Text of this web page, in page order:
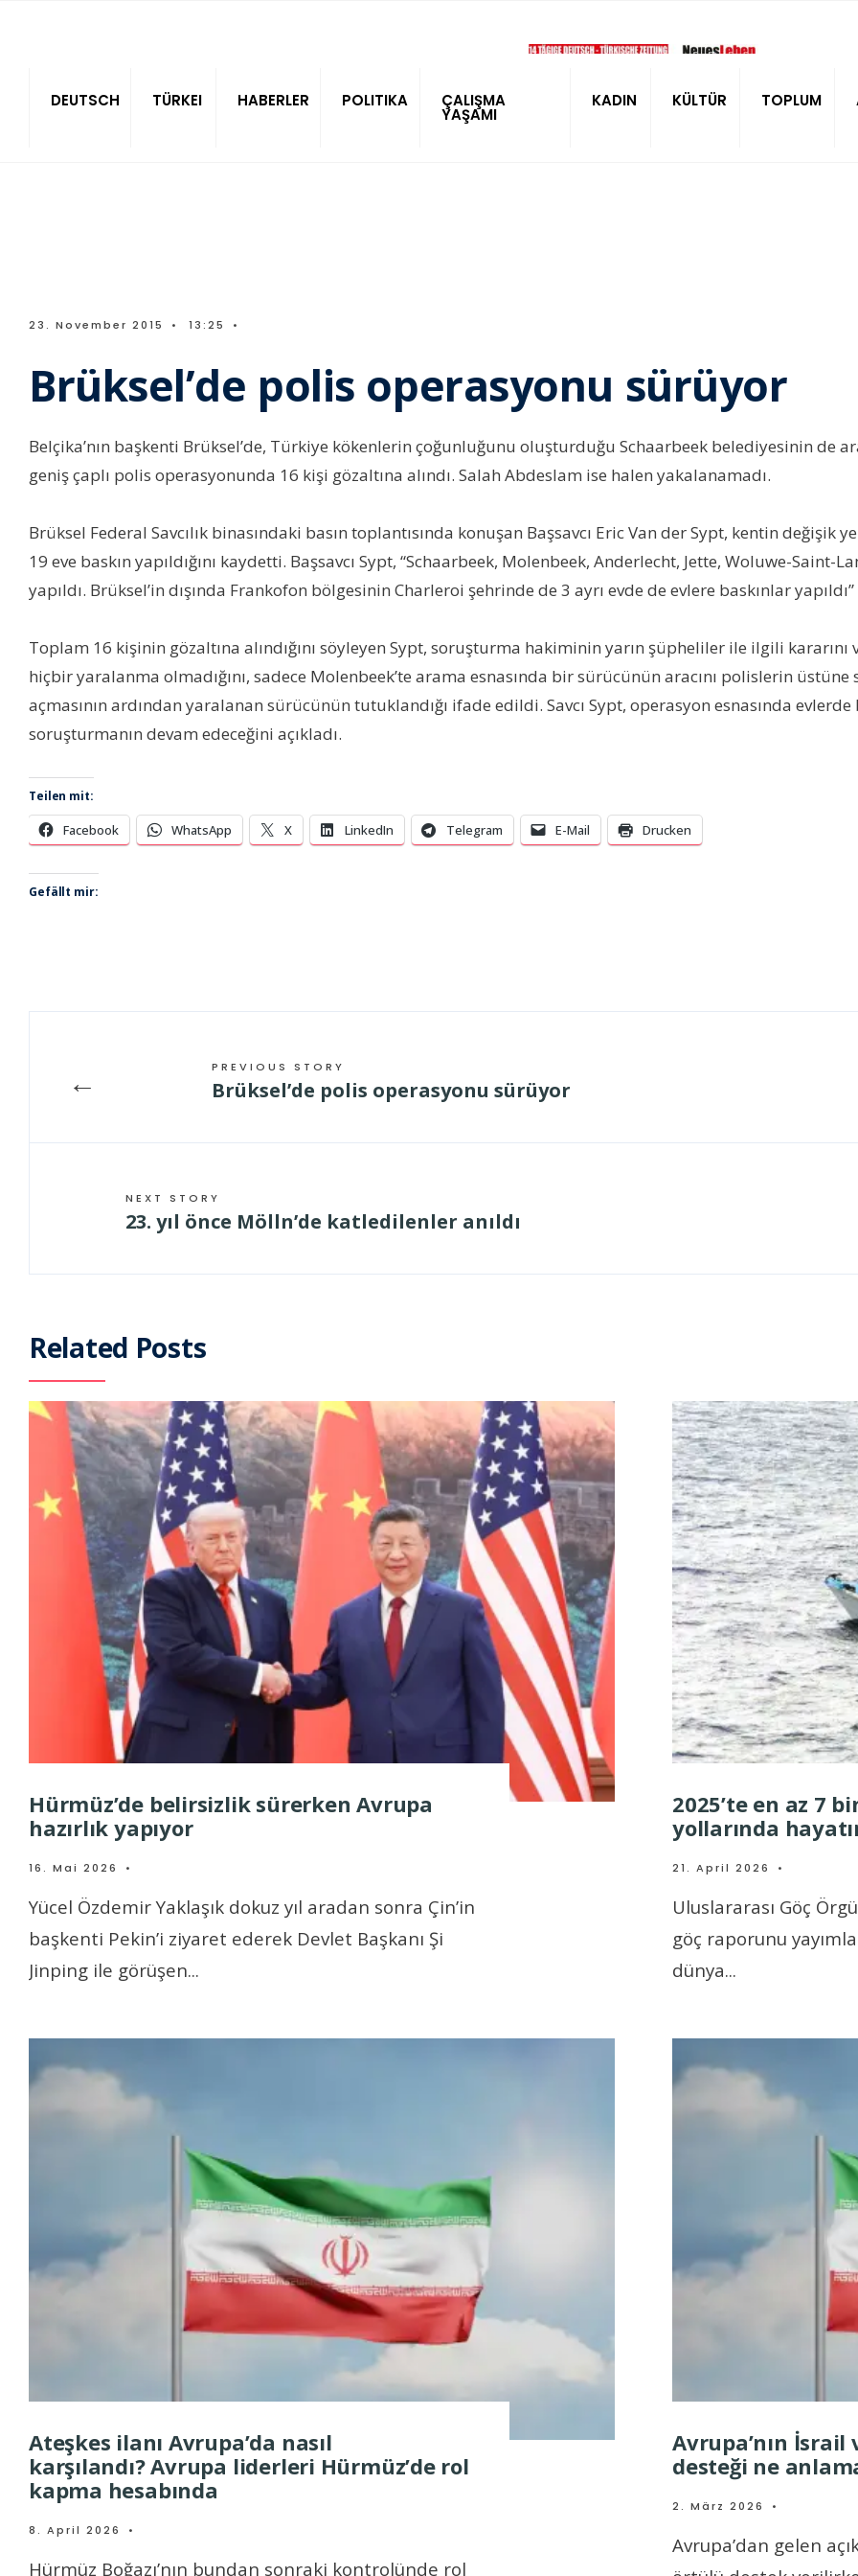
DEUTSCH TÜRKEI HABERLER POLITIKA ÇALIŞMA
YAŞAMI
KADIN KÜLTÜR TOPLUM
23. November 2015 • 13:25 •
Brüksel’de polis operasyonu sürüyor
Belçika’nın başkenti Brüksel’de, Türkiye kökenlerin çoğunluğunu oluşturduğu Schaarbeek belediyesinin de
geniş çaplı polis operasyonunda 16 kişi gözaltına alındı. Salah Abdeslam ise halen yakalanamadı.
Brüksel Federal Savcılık binasındaki basın toplantısında konuşan Başsavcı Eric Van der Sypt, kentin
19 eve baskın yapıldığını kaydetti. Başsavcı Sypt, “Schaarbeek, Molenbeek, Anderlecht, Jette, Woluwe-
yapıldı. Brüksel’in dışında Frankofon bölgesinin Charleroi şehrinde de 3 ayrı evde de evlere baskınlar
Toplam 16 kişinin gözaltına alındığını söyleyen Sypt, soruşturma hakiminin yarın şüpheliler ile ilgili
hiçbir yaralanma olmadığını, sadece Molenbeek’te arama esnasında bir sürücünün aracını polislerin
açmasının ardından yaralanan sürücünün tutuklandığı ifade edildi. Savcı Sypt, operasyon esnasında
soruşturmanın devam edeceğini açıkladı.
Teilen mit:
Facebook WhatsApp X LinkedIn Telegram E-Mail Drucken
Gefällt mir:
← PREVIOUS STORY
Brüksel’de polis operasyonu sürüyor
NEXT STORY
23. yıl önce Mölln’de katledilenler anıldı
Related Posts
Hürmüz’de belirsizlik sürerken Avrupa
hazırlık yapıyor
16. Mai 2026 •
Yücel Özdemir Yaklaşık dokuz yıl aradan sonra Çin’in
başkenti Pekin’i ziyaret ederek Devlet Başkanı Şi
Jinping ile görüşen...
2025’te en az 7
yollarında
21. April 2026 •
Uluslararası Göç
göç raporunu
dünya...
Ateşkes ilanı Avrupa’da nasıl
karşılandı? Avrupa liderleri Hürmüz’de rol
kapma hesabında
8. April 2026 •
Hürmüz Boğazı’nın bundan sonraki kontrolünde rol
Avrupa’nın İsrail
desteği ne
2. März 2026 •
Avrupa’dan gelen